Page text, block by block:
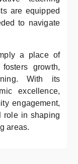
are equipped
to navigate
a place of
growth,
With its
excellence,
engagement,
role in shaping
areas.